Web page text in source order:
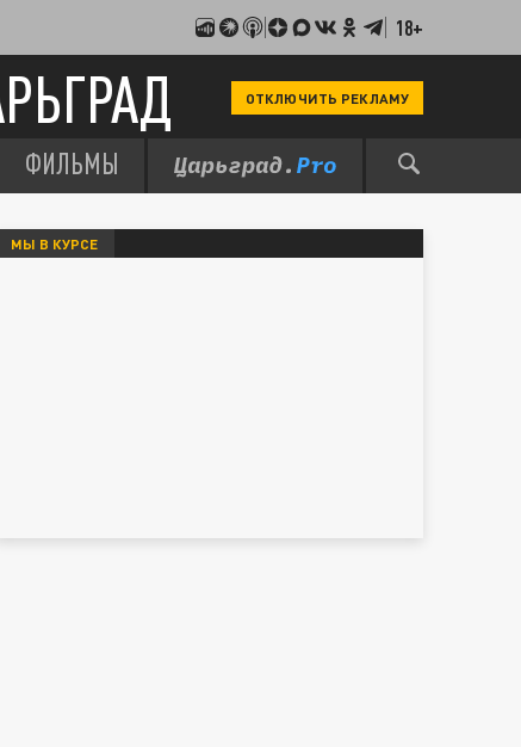
18+
ОТКЛЮЧИТЬ РЕКЛАМУ
ФИЛЬМЫ
МЫ В КУРСЕ